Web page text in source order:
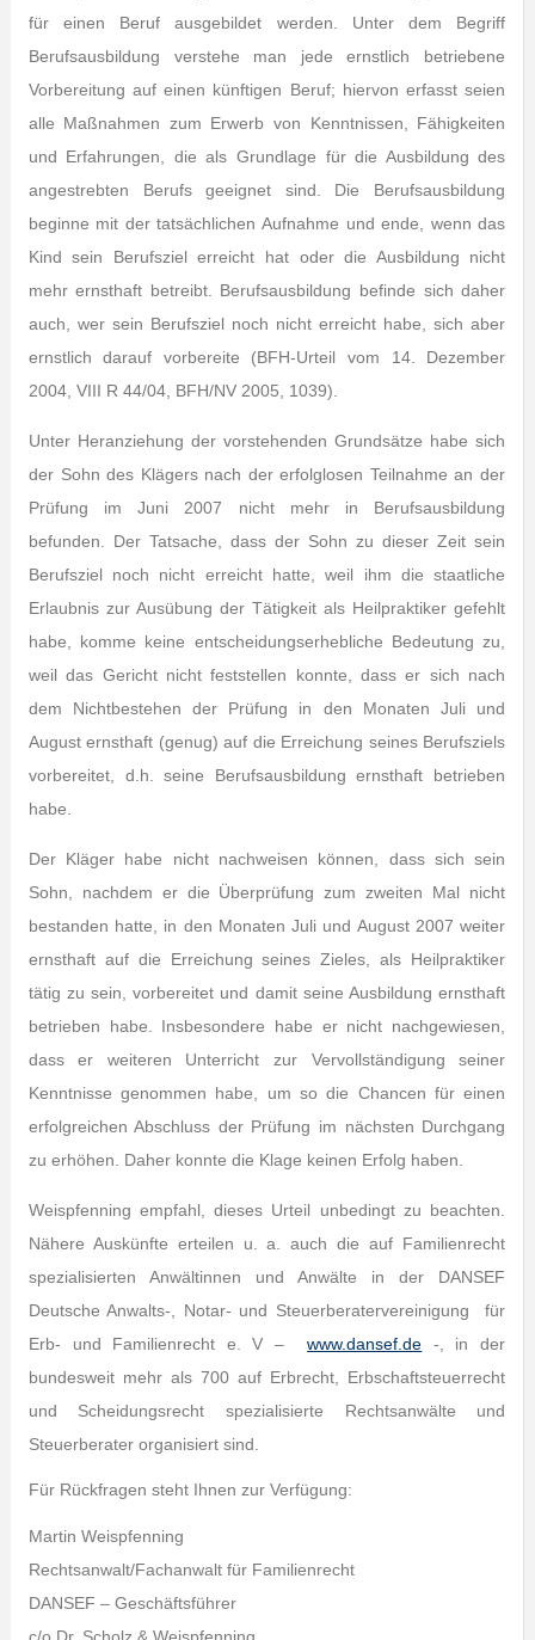
für einen Beruf ausgebildet werden. Unter dem Begriff
Berufsausbildung verstehe man jede ernstlich betriebene
Vorbereitung auf einen künftigen Beruf; hiervon erfasst seien
alle Maßnahmen zum Erwerb von Kenntnissen, Fähigkeiten
und Erfahrungen, die als Grundlage für die Ausbildung des
angestrebten Berufs geeignet sind. Die Berufsausbildung
beginne mit der tatsächlichen Aufnahme und ende, wenn das
Kind sein Berufsziel erreicht hat oder die Ausbildung nicht
mehr ernsthaft betreibt. Berufsausbildung befinde sich daher
auch, wer sein Berufsziel noch nicht erreicht habe, sich aber
ernstlich darauf vorbereite (BFH-Urteil vom 14. Dezember
2004, VIII R 44/04, BFH/NV 2005, 1039).
Unter Heranziehung der vorstehenden Grundsätze habe sich
der Sohn des Klägers nach der erfolglosen Teilnahme an der
Prüfung im Juni 2007 nicht mehr in Berufsausbildung
befunden. Der Tatsache, dass der Sohn zu dieser Zeit sein
Berufsziel noch nicht erreicht hatte, weil ihm die staatliche
Erlaubnis zur Ausübung der Tätigkeit als Heilpraktiker gefehlt
habe, komme keine entscheidungserhebliche Bedeutung zu,
weil das Gericht nicht feststellen konnte, dass er sich nach
dem Nichtbestehen der Prüfung in den Monaten Juli und
August ernsthaft (genug) auf die Erreichung seines Berufsziels
vorbereitet, d.h. seine Berufsausbildung ernsthaft betrieben
habe.
Der Kläger habe nicht nachweisen können, dass sich sein
Sohn, nachdem er die Überprüfung zum zweiten Mal nicht
bestanden hatte, in den Monaten Juli und August 2007 weiter
ernsthaft auf die Erreichung seines Zieles, als Heilpraktiker
tätig zu sein, vorbereitet und damit seine Ausbildung ernsthaft
betrieben habe. Insbesondere habe er nicht nachgewiesen,
dass er weiteren Unterricht zur Vervollständigung seiner
Kenntnisse genommen habe, um so die Chancen für einen
erfolgreichen Abschluss der Prüfung im nächsten Durchgang
zu erhöhen. Daher konnte die Klage keinen Erfolg haben.
Weispfenning empfahl, dieses Urteil unbedingt zu beachten.
Nähere Auskünfte erteilen u. a. auch die auf Familienrecht
spezialisierten Anwältinnen und Anwälte in der DANSEF
Deutsche Anwalts-, Notar- und Steuerberatervereinigung für
Erb- und Familienrecht e. V –www.dansef.de -, in der
bundesweit mehr als 700 auf Erbrecht, Erbschaftsteuerrecht
und Scheidungsrecht spezialisierte Rechtsanwälte und
Steuerberater organisiert sind.
Für Rückfragen steht Ihnen zur Verfügung:
Martin Weispfenning
Rechtsanwalt/Fachanwalt für Familienrecht
DANSEF – Geschäftsführer